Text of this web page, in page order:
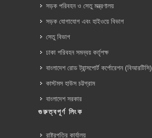
সড়ক পরিবহন ও সেতু মন্ত্রণালয়
সড়ক যোগাযোগ এবং হাইওয়ে বিভাগ
সেতু বিভাগ
ঢাকা পরিবহন সমন্বয় কর্তৃপক্ষ
বাংলাদেশ রোড ট্রান্সপোর্ট কর্পোরেশন (বিআরটিসি)
কাস্টমস হাউস চট্টগ্রাম
বাংলাদেশ সরকার
গুরুত্বপূর্ণ লিংক
রাষ্ট্রপতির কার্যালয়